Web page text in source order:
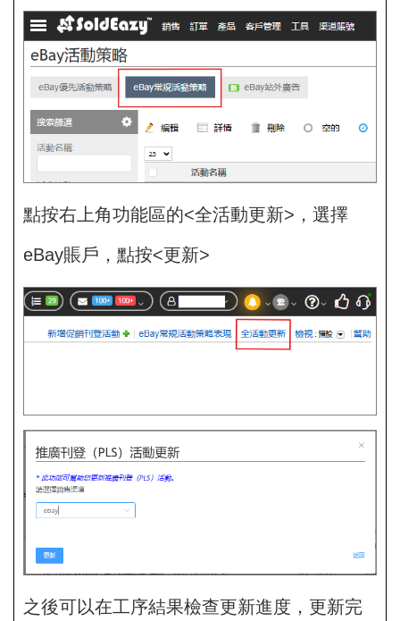
點按右上角功能區的<全活動更新>，選擇
eBay賬戶，點按<更新>
之後可以在工序結果檢查更新進度，更新完